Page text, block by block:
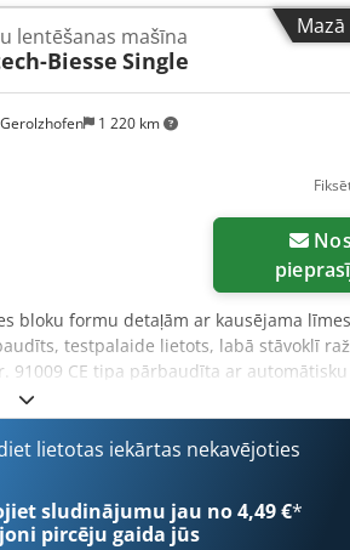
padeve ar regulējamu ātrumu
regulējama no 0 līdz 45 grādiem
kas sastāv no 2 virsū viens otra
stienis 6 Kopējie izmēri 1300 x 900 x
1 220 km
lentēšanas mašīna
Biesse Single
bloku formu detaļām ar kausējama
testpalaide lietots, labā stāvoklī
91009 CE tipa pārbaudīta ar
slīpas malas līmēšana izvelkams galda
malas biezums 0,4 - 3,0 mm
mm x 1000 mm x 1600 mm svars
Noliktavas atrašanās vieta 97447
bez garantijas un atbildības
lietotas iekārtas nekavējoties
sludinājumu jau no 4,49 €*
pircēju gaida jūs